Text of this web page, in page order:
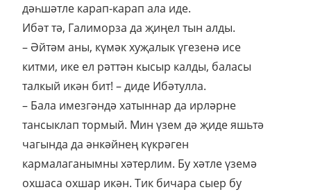
дәһшәтле карап-карап ала иде.
Ибәт тә, Галиморза да җиңел тын алды.
– Әйтәм аны, күмәк хуҗалык үгезенә исе
китми, ике ел рәттән кысыр калды, баласы
талкый икән бит! – диде Ибәтулла.
– Бала имезгәндә хатыннар да ирләрне
тансыклап тормый. Мин үзем дә җиде яшьтә
чагында да әнкәйнең күкрәген
кармалаганымны хәтерлим. Бу хәтле үземә
охшаса охшар икән. Тик бичара сыер бу